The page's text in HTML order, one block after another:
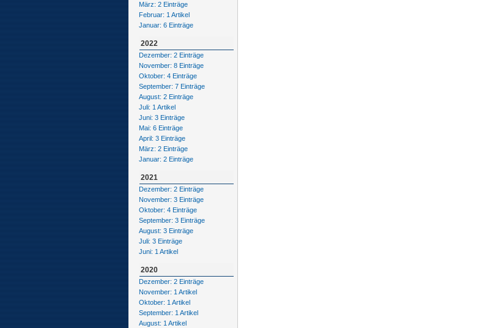
März: 2 Einträge
Februar: 1 Artikel
Januar: 6 Einträge
2022
Dezember: 2 Einträge
November: 8 Einträge
Oktober: 4 Einträge
September: 7 Einträge
August: 2 Einträge
Juli: 1 Artikel
Juni: 3 Einträge
Mai: 6 Einträge
April: 3 Einträge
März: 2 Einträge
Januar: 2 Einträge
2021
Dezember: 2 Einträge
November: 3 Einträge
Oktober: 4 Einträge
September: 3 Einträge
August: 3 Einträge
Juli: 3 Einträge
Juni: 1 Artikel
2020
Dezember: 2 Einträge
November: 1 Artikel
Oktober: 1 Artikel
September: 1 Artikel
August: 1 Artikel